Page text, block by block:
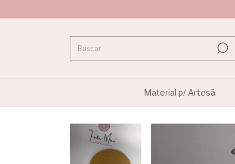
Material p/ Artesã